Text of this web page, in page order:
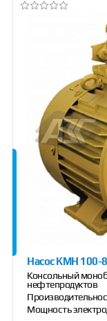
Насос КМН 100-
Консольный
нефтепродуктов
Мощность